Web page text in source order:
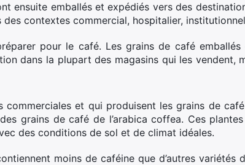
ensuite emballés et expédiés vers des
contextes commercial, hospitalier,
pour le café. Les grains de café emballés
dans la plupart des magasins qui les vendent,
et qui produisent les grains de
grains de café de l’arabica coffea. Ces
des conditions de sol et de climat idéales.
moins de caféine que d’autres variétés